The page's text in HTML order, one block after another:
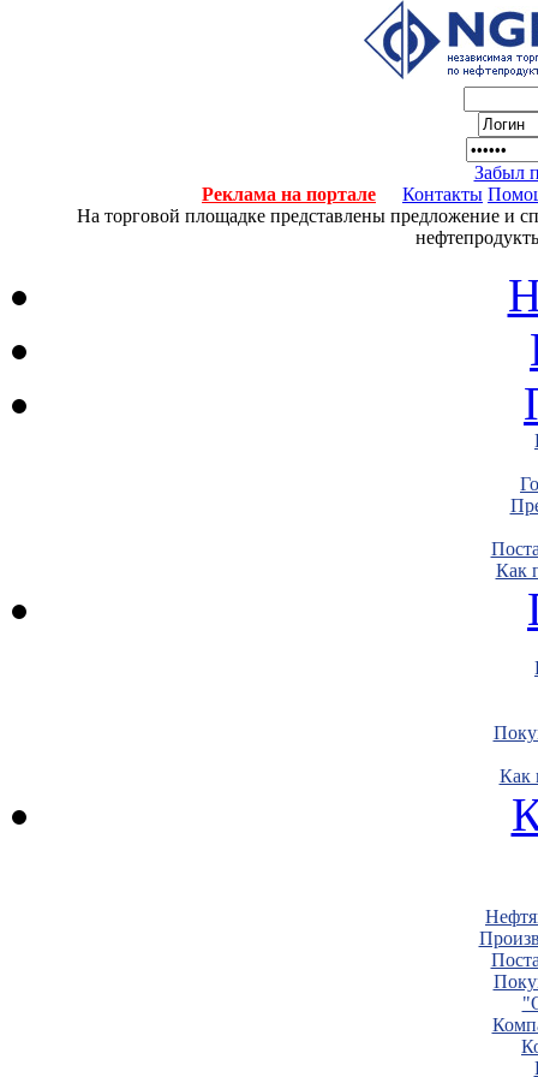
Забыл
Реклама на портале
Контакты
На торговой площадке представлены предложение и
Как
Как